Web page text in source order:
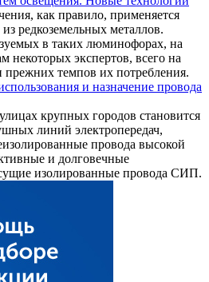
как правило, применяется
редкоземельных металлов.
в таких люминофорах, на
некоторых экспертов, всего на
прежних темпов их потребления.
и назначение провода
крупных городов становится
линий электропередач,
провода высокой
и долговечные
изолированные провода СИП.